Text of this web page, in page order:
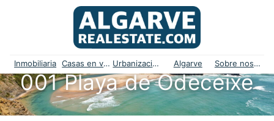
Inmobiliaria Casas en venta Urbanizaciones Algarve Sobre nosotros
001 Playa de Odeceixe